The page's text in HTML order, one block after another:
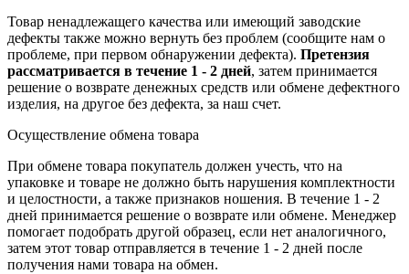
Товар ненадлежащего качества или имеющий заводские
дефекты также можно вернуть без проблем (сообщите нам о
проблеме, при первом обнаружении дефекта). Претензия
рассматривается в течение 1 - 2 дней, затем принимается
решение о возврате денежных средств или обмене дефектного
изделия, на другое без дефекта, за наш счет.
Осуществление обмена товара
При обмене товара покупатель должен учесть, что на
упаковке и товаре не должно быть нарушения комплектности
и целостности, а также признаков ношения. В течение 1 - 2
дней принимается решение о возврате или обмене. Менеджер
помогает подобрать другой образец, если нет аналогичного,
затем этот товар отправляется в течение 1 - 2 дней после
получения нами товара на обмен.